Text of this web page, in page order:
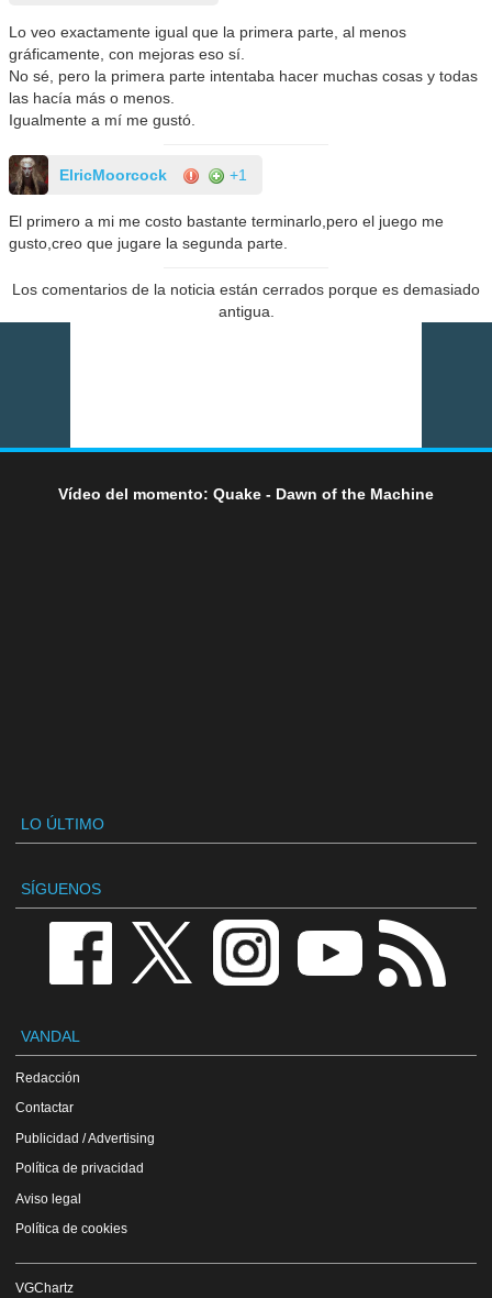
Lo veo exactamente igual que la primera parte, al menos
gráficamente, con mejoras eso sí.
No sé, pero la primera parte intentaba hacer muchas cosas y todas
las hacía más o menos.
Igualmente a mí me gustó.
ElricMoorcock +1
El primero a mi me costo bastante terminarlo,pero el juego me
gusto,creo que jugare la segunda parte.
Los comentarios de la noticia están cerrados porque es demasiado
antigua.
Vídeo del momento: Quake - Dawn of the Machine
LO ÚLTIMO
SÍGUENOS
VANDAL
Redacción
Contactar
Publicidad / Advertising
Política de privacidad
Aviso legal
Política de cookies
VGChartz